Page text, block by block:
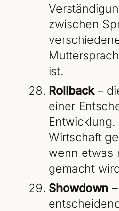
zwischen
ist.
Rollback–
einer
Wirtschaft
wenn etwas
gemacht
Showdown–